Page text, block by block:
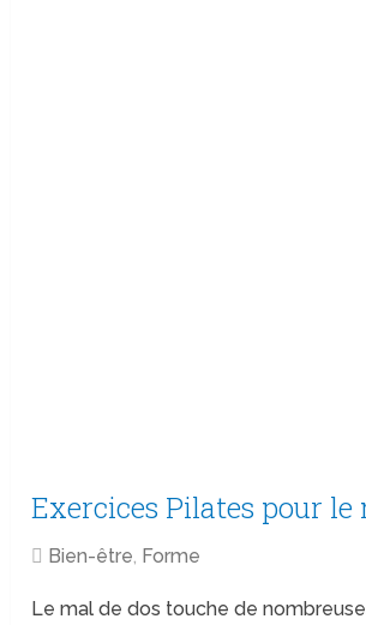
Exercices Pilates pour le
Bien-être, Forme
Le mal de dos touche de